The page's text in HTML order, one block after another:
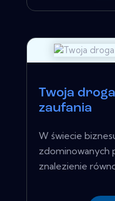
Twoja
zaufania
W świecie
zdominowanych
znalezienie